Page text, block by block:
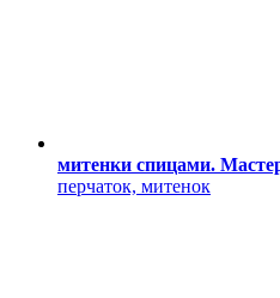
митенки спицами.
перчаток, митенок